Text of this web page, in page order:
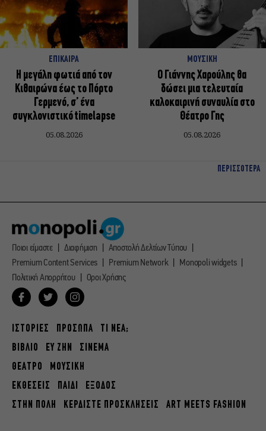
ΕΠΙΚΑΙΡΑ
Η μεγάλη φωτιά από τον
Κιθαιρώνα έως το Πόρτο
Γερμενό, σ’ ένα
συγκλονιστικό timelapse
05.08.2026
ΜΟΥΣΙΚΗ
Ο Γιάννης Χαρούλης θα
δώσει μια τελευταία
καλοκαιρινή συναυλία στο
Θέατρο Γης
05.08.2026
ΠΕΡΙΣΣΟΤΕΡΑ
Ποιοι είμαστε Διαφήμιση
Αποστολή Δελτίων Τύπου
Premium Content Services
Premium Network
Monopoli widgets
Πολιτική Απορρήτου
Οροι Χρήσης
ΙΣΤΟΡΙΕΣ ΠΡΟΣΩΠΑ
ΤΙ ΝΕΑ;
ΒΙΒΛΙΟ
ΕΥ ΖΗΝ
ΣΙΝΕΜΑ
ΘΕΑΤΡΟ
ΜΟΥΣΙΚΗ
ΕΚΘΕΣΕΙΣ
ΠΑΙΔΙ
ΕΞΟΔΟΣ
ΣΤΗΝ ΠΟΛΗ
ΚΕΡΔΙΣΤΕ ΠΡΟΣΚΛΗΣΕΙΣ ART MEETS FASHION